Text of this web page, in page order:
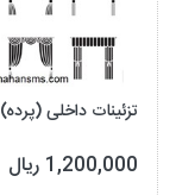
تزئینات داخلی (پرده)
1,200,000 ریال